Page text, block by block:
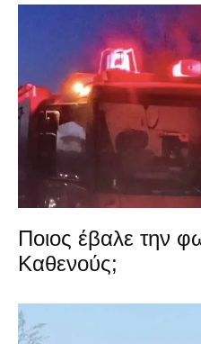
Ποιος έβαλε την
Καθενούς;